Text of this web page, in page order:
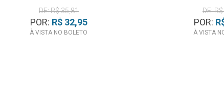
DE: R$ 35,81
POR: R$ 32,95
À VISTA NO BOLETO
DE:
POR:
À VISTA